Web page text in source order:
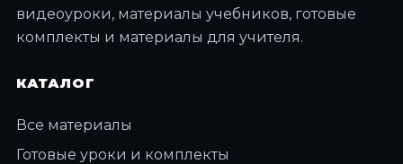
видеоуроки, материалы учебников, готовые
комплекты и материалы для учителя.
КАТАЛОГ
Все материалы
Готовые уроки и комплекты